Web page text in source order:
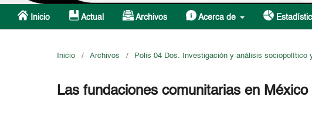
Inicio Actual Archivos Acerca de
Inicio / Archivos / Polis 04 Dos. Investigación y análisis sociopolítico
Las fundaciones comunitarias en